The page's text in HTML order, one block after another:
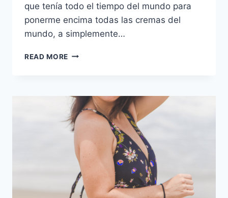
que tenía todo el tiempo del mundo para
ponerme encima todas las cremas del
mundo, a simplemente…
READ MORE MI
HOY
DÍA